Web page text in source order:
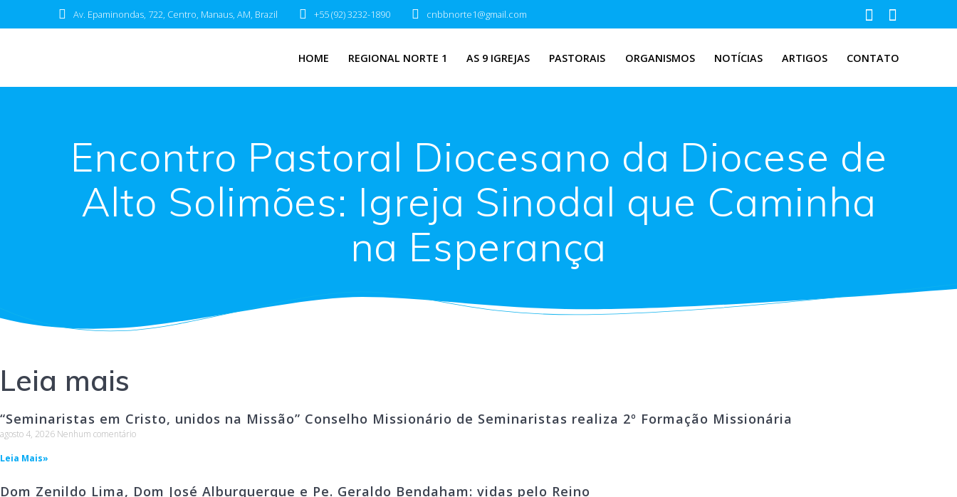
Av. Epaminondas, 722, Centro, Manaus, AM, Brazil +55 (92) 3232-1890 cnbbnorte1@gmail.com
HOME REGIONAL NORTE 1 AS 9 IGREJAS PASTORAIS ORGANISMOS NOTÍCIAS ARTIGOS CONTATO
Encontro Pastoral Diocesano da Diocese de
Alto Solimões: Igreja Sinodal que Caminha
na Esperança
Leia mais
“Seminaristas em Cristo, unidos na Missão” Conselho Missionário de Seminaristas realiza 2º Formação Missionária
agosto 4, 2026 Nenhum comentário
Leia Mais»
Dom Zenildo Lima, Dom José Alburquerque e Pe. Geraldo Bendaham: vidas pelo Reino